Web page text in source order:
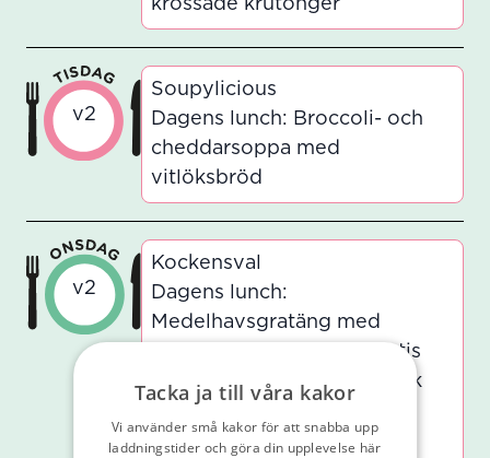
krossade krutonger
v2
Soupylicious
Dagens lunch: Broccoli- och
cheddarsoppa med
vitlöksbröd
v2
Kockensval
Dagens lunch:
Medelhavsgratäng med
kyckling med rostad potatis
Dagens vegetariska: Spansk
potatisomelett med
harissakräm med rostad
Tacka ja till våra kakor
Vi använder små kakor för att snabba upp
laddningstider och göra din upplevelse här